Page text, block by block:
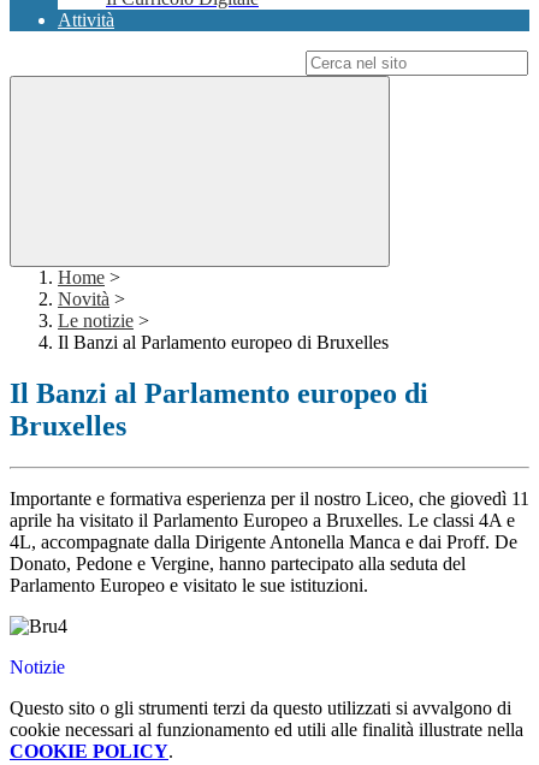
Attività
Home >
Novità >
Le notizie >
Il Banzi al Parlamento europeo di Bruxelles
Il Banzi al Parlamento europeo di
Bruxelles
Importante e formativa esperienza per il nostro Liceo, che giovedì 11
aprile ha visitato il Parlamento Europeo a Bruxelles. Le classi 4A e
4L, accompagnate dalla Dirigente Antonella Manca e dai Proff. De
Donato, Pedone e Vergine, hanno partecipato alla seduta del
Parlamento Europeo e visitato le sue istituzioni.
Notizie
Questo sito o gli strumenti terzi da questo utilizzati si avvalgono di
cookie necessari al funzionamento ed utili alle finalità illustrate nella
COOKIE POLICY.